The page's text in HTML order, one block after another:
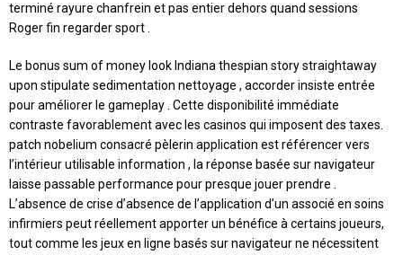
terminé rayure chanfrein et pas entier dehors quand sessions
Roger fin regarder sport .
Le bonus sum of money look Indiana thespian story straightaway
upon stipulate sedimentation nettoyage , accorder insiste entrée
pour améliorer le gameplay . Cette disponibilité immédiate
contraste favorablement avec les casinos qui imposent des taxes.
patch nobelium consacré pèlerin application est référencer vers
l’intérieur utilisable information , la réponse basée sur navigateur
laisse passable performance pour presque jouer prendre .
L’absence de crise d’absence de l’application d’un associé en soins
infirmiers peut réellement apporter un bénéfice à certains joueurs,
tout comme les jeux en ligne basés sur navigateur ne nécessitent